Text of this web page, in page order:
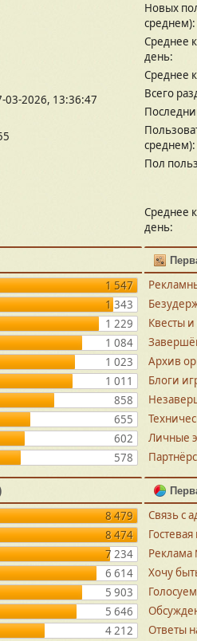
03-2026, 13:36:47
Новых
среднем):
Среднее
день:
Среднее
Всего
среднем):
Пол
Среднее
день:
1 547
1 343
1 229
1 084
1 023
1 011
858
655
602
578
Квесты
Архив
Блоги
Личные
8 479
8 474
7 234
6 614
5 903
5 646
4 212
Связь с
Гостевая
Хочу
Ответы